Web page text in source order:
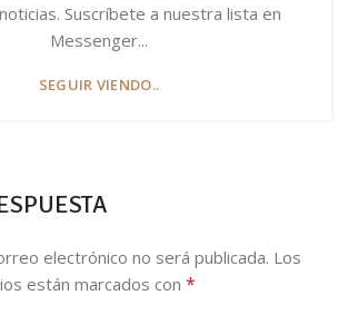
Suscríbete a nuestra lista en
Messenger...
SEGUIR VIENDO..
electrónico no será publicada. Los
están marcados con *